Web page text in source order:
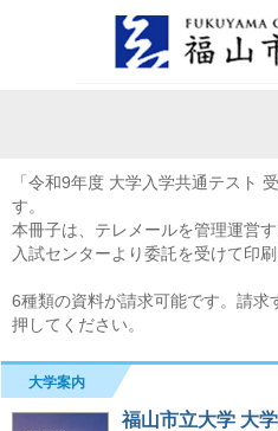
「令和9年度 大学入学共通テスト
す。
本冊子は、テレメールを管理運営
入試センターより委託を受けて印刷
6種類の資料が請求可能です。請求
押してください。
大学案内
福山市立大学 大